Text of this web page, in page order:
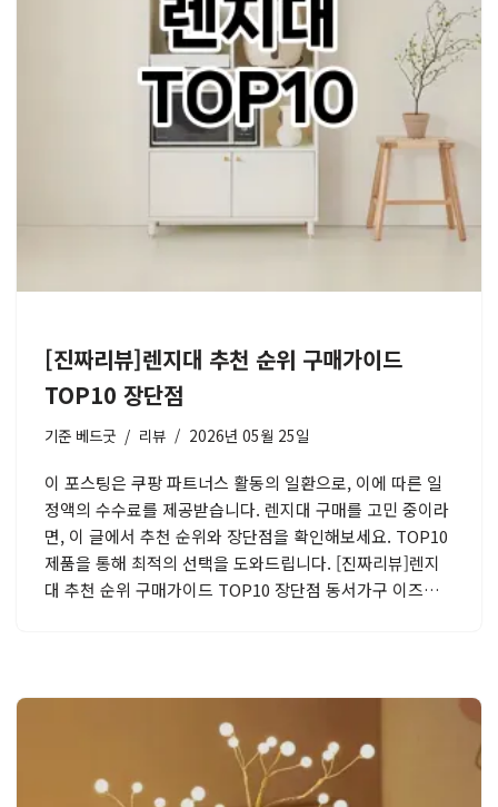
[진짜리뷰]렌지대 추천 순위 구매가이드
TOP10 장단점
기준 베드굿 리뷰 2026년 05월 25일
이 포스팅은 쿠팡 파트너스 활동의 일환으로, 이에 따른 일
정액의 수수료를 제공받습니다. 렌지대 구매를 고민 중이라
면, 이 글에서 추천 순위와 장단점을 확인해보세요. TOP10
제품을 통해 최적의 선택을 도와드립니다. [진짜리뷰]렌지
대 추천 순위 구매가이드 TOP10 장단점 동서가구 이즈…